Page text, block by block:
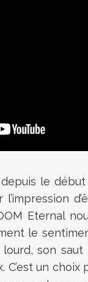
le
Eternal
le
son
C’est un